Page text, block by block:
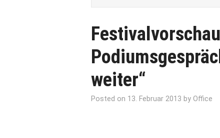
weiter“
Posted on 13. Februar 2013 by Office